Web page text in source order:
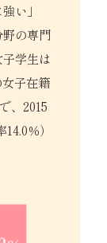
い」
野の専門
学生は
子在籍
、2015
％）